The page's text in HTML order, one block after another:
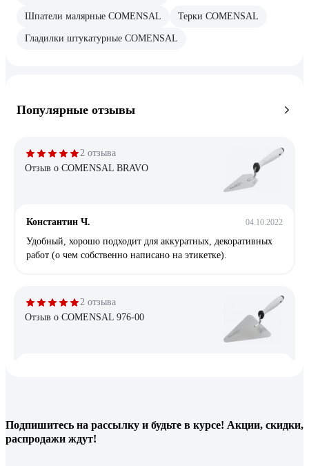
Шпатели малярные COMENSAL Терки COMENSAL
Гладилки штукатурные COMENSAL
Популярные отзывы
2 отзыва
Отзыв о COMENSAL BRAVO
Константин Ч. 04.10.2022
Удобный, хорошо подходит для аккуратных, декоративных
работ (о чем собственно написано на этикетке).
2 отзыва
Отзыв о COMENSAL 976-00
2 отзыва
Подпишитесь на рассылку и будьте в курсе! Акции, скидки,
распродажи ждут!